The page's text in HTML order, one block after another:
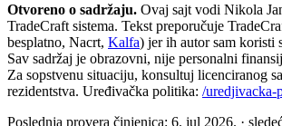
Otvoreno o sadržaju. Ovaj sajt vodi Nikola
TradeCraft sistema. Tekst preporučuje
besplatno, Nacrt, Kalfa) jer ih autor sam koristi
Sav sadržaj je obrazovni, nije personalni
Za sopstvenu situaciju, konsultuj licenciranog
rezidentstva. Uređivačka politika: /uredjivacka-
Poslednja provera činjenica: 6. jul 2026. ·